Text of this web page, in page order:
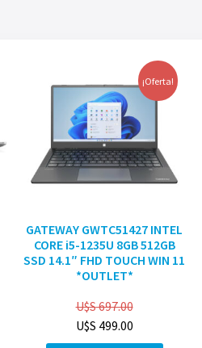
¡Oferta!
GATEWAY GWTC51427 INTEL
CORE i5-1235U 8GB 512GB
SSD 14.1″ FHD TOUCH WIN 11
*OUTLET*
U$S697.00
U$S 499.00